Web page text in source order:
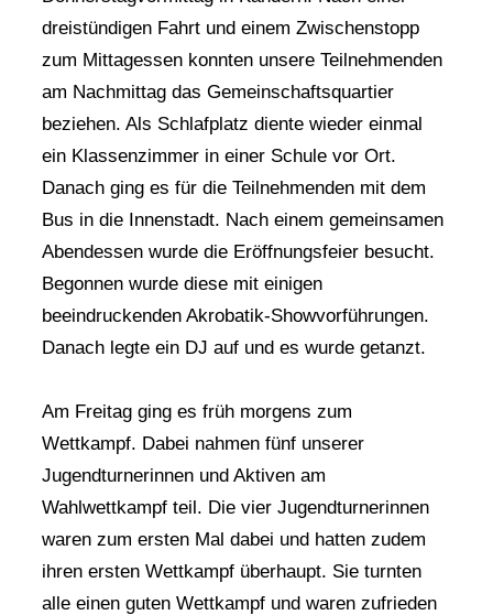
dreistündigen Fahrt und einem Zwischenstopp
zum Mittagessen konnten unsere Teilnehmenden
am Nachmittag das Gemeinschaftsquartier
beziehen. Als Schlafplatz diente wieder einmal
ein Klassenzimmer in einer Schule vor Ort.
Danach ging es für die Teilnehmenden mit dem
Bus in die Innenstadt. Nach einem gemeinsamen
Abendessen wurde die Eröffnungsfeier besucht.
Begonnen wurde diese mit einigen
beeindruckenden Akrobatik-Showvorführungen.
Danach legte ein DJ auf und es wurde getanzt.
Am Freitag ging es früh morgens zum
Wettkampf. Dabei nahmen fünf unserer
Jugendturnerinnen und Aktiven am
Wahlwettkampf teil. Die vier Jugendturnerinnen
waren zum ersten Mal dabei und hatten zudem
ihren ersten Wettkampf überhaupt. Sie turnten
alle einen guten Wettkampf und waren zufrieden